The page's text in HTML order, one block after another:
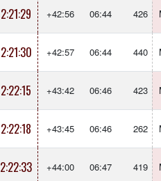
2:21:29 +42:56 06:44 426
2:21:30 +42:57 06:44 440
2:22:15 +43:42 06:46 423
2:22:18 +43:45 06:46 262
2:22:33 +44:00 06:47 419